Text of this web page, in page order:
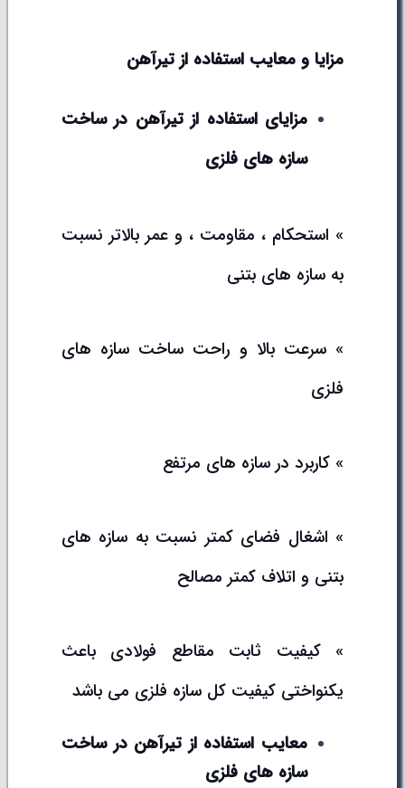
مزایا و معایب استفاده از تیرآهن
مزایای استفاده از تیرآهن در ساخت
سازه های فلزی
» استحکام ، مقاومت ، و عمر بالاتر نسبت
به سازه های بتنی
» سرعت بالا و راحت ساخت سازه های
فلزی
» کاربرد در سازه های مرتفع
» اشغال فضای کمتر نسبت به سازه های
بتنی و اتلاف کمتر مصالح
» کیفیت ثابت مقاطع فولادی باعث
یکنواختی کیفیت کل سازه فلزی می باشد
معایب استفاده از تیرآهن در ساخت
سازه های فلزی